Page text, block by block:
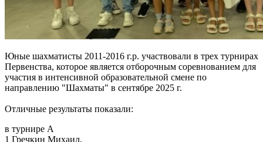
Юные шахматисты 2011-2016 г.р. участвовали в трех турнирах
Первенства, которое является отборочным соревнованием для
участия в интенсивной образовательной смене по
направлению "Шахматы" в сентябре 2025 г.
Отличные результаты показали:
в турнире А
1 Гречкин Михаил,